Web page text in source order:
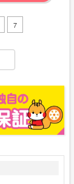
7